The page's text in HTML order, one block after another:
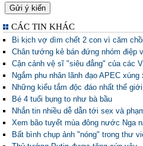
CÁC TIN KHÁC
Bi kịch vợ dìm chết 2 con vì căm
Chân tướng kẻ bán đứng nhóm điệp
Cận cảnh vệ sĩ "siêu đẳng" của các
Ngắm phu nhân lãnh đạo APEC
Những kiểu tắm độc đáo nhất thế giới
Bé 4 tuổi bụng to như bà bầu
Nhắn tin nhiều dễ dẫn tới sex và
Xem bão tuyết mùa đông nước Nga
Bất bình chụp ảnh "nóng" trong thư